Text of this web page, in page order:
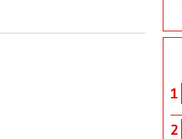
1
2